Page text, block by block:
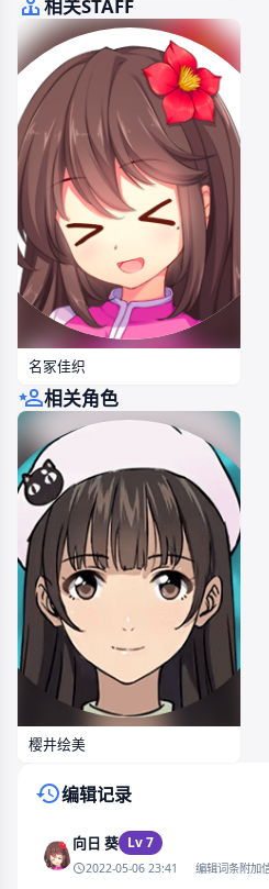
相关STAFF
名冢佳织
相关角色
樱井绘美
编辑记录
向日 葵 Lv 7
2022-05-06 23:41 编辑词条附加